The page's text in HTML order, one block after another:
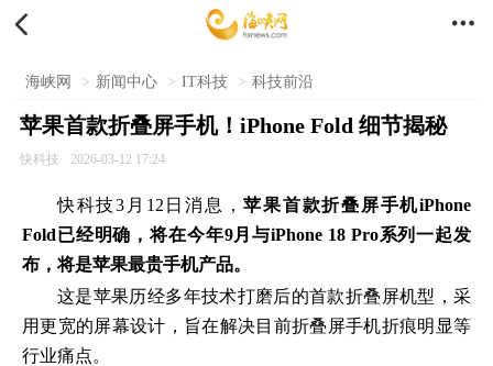
 
海峡网 > 新闻中心 > IT科技 > 科技前沿
苹果首款折叠屏手机！iPhone Fold 细节揭秘
快科技 2026-03-12 17:24
快科技3月12日消息，苹果首款折叠屏手机iPhone
Fold已经明确，将在今年9月与iPhone 18 Pro系列一起发
布，将是苹果最贵手机产品。
这是苹果历经多年技术打磨后的首款折叠屏机型，采
用更宽的屏幕设计，旨在解决目前折叠屏手机折痕明显等
行业痛点。